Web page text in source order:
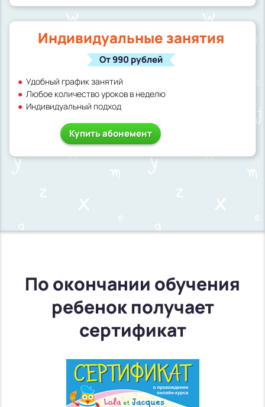
Индивидуальные занятия
От 990 рублей
Удобный график занятий
Любое количество уроков в неделю
Индивидуальный подход
Купить абонемент
По окончании обучения
ребенок получает
сертификат